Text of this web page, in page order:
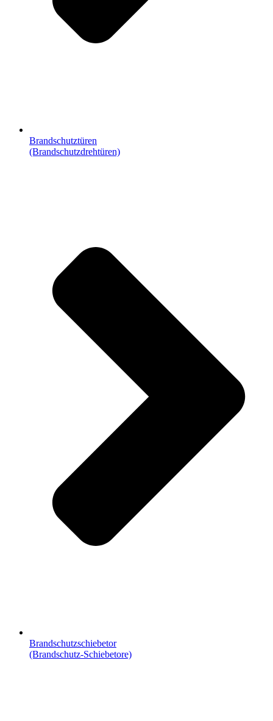
Brandschutztüren
(Brandschutzdrehtüren)
Brandschutzschiebetor
(Brandschutz-Schiebetore)